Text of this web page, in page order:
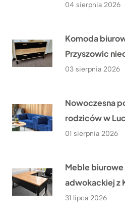
04 sierpnia 2026
Komoda
Przyszowic
03 sierpnia 2026
Nowoczesna
rodziców w
01 sierpnia 2026
Meble
adwokackiej z
31 lipca 2026